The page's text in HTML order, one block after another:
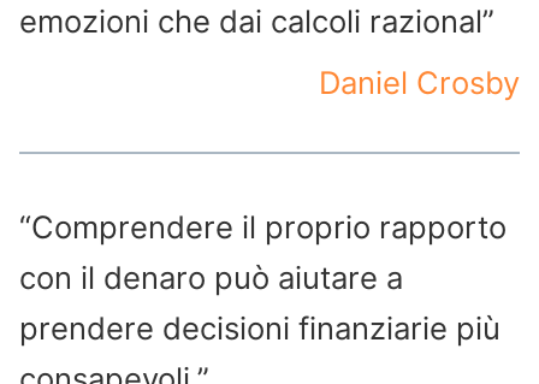
emozioni che dai calcoli razional”
Daniel Crosby
“Comprendere il proprio rapporto
con il denaro può aiutare a
prendere decisioni finanziarie più